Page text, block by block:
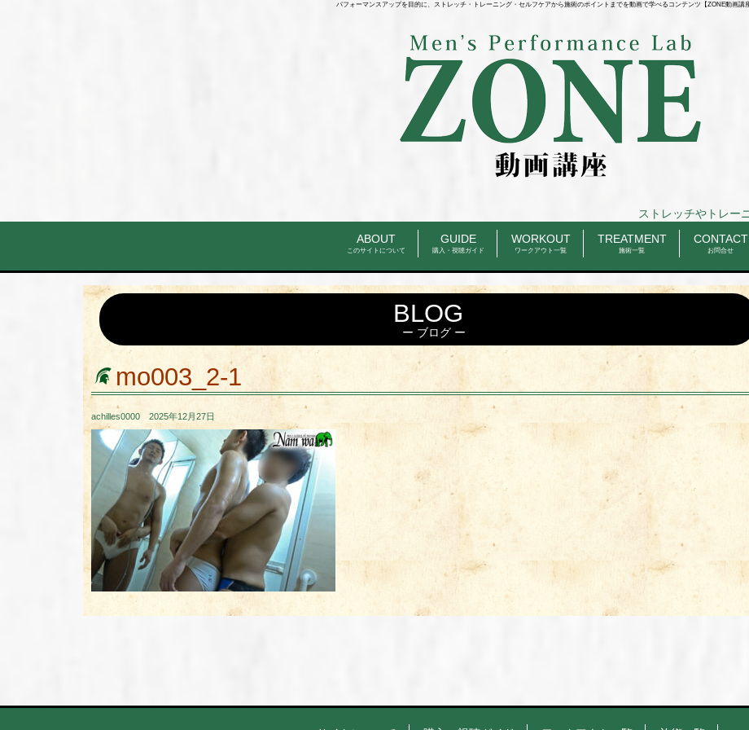
パフォーマンスアップを目的に、ストレッチ・トレーニング・セルフケアから施術のポイントまでを動画で学べるコンテンツ【ZONE動画講座
ストレッチやトレーニ
ABOUT
このサイトについて
GUIDE
購入・視聴ガイド
WORKOUT
ワークアウト一覧
TREATMENT
施術一覧
CONTACT
お問合せ
BLOG
ブログ
mo003_2-1
achilles0000 2025年12月27日